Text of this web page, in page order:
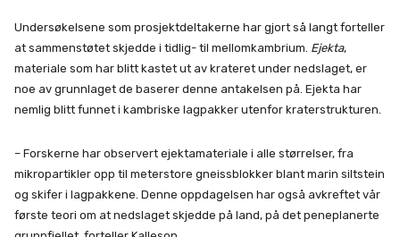
Undersøkelsene som prosjektdeltakerne har gjort så langt forteller
at sammenstøtet skjedde i tidlig- til mellomkambrium. Ejekta,
materiale som har blitt kastet ut av krateret under nedslaget, er
noe av grunnlaget de baserer denne antakelsen på. Ejekta har
nemlig blitt funnet i kambriske lagpakker utenfor kraterstrukturen.
– Forskerne har observert ejektamateriale i alle størrelser, fra
mikropartikler opp til meterstore gneissblokker blant marin siltstein
og skifer i lagpakkene. Denne oppdagelsen har også avkreftet vår
første teori om at nedslaget skjedde på land, på det peneplanerte